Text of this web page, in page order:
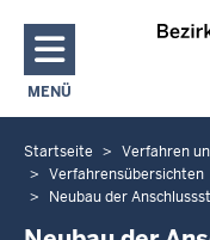
MENÜ
NAVIGATION
Sie
befinden
Startseite
Verfahren
Verfahrensübersichten
Neubau der